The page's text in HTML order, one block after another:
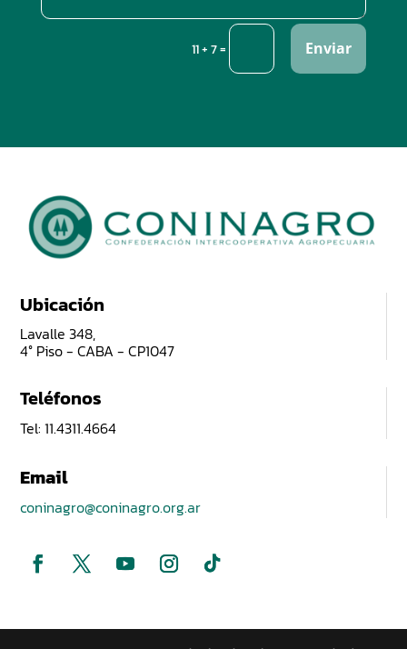
11 + 7= Enviar
Ubicación
Lavalle 348,
4° Piso - CABA - CP1047
Teléfonos
Tel: 11.4311.4664
Email
coninagro@coninagro.org.ar